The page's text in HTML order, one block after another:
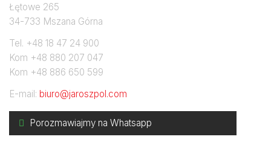
Łętowe 265
34-733 Mszana Górna
Tel. +48 18 47 24 900
Kom +48 880 207 047
Kom +48 886 650 599
E-mail: biuro@jaroszpol.com
Porozmawiajmy na Whatsapp